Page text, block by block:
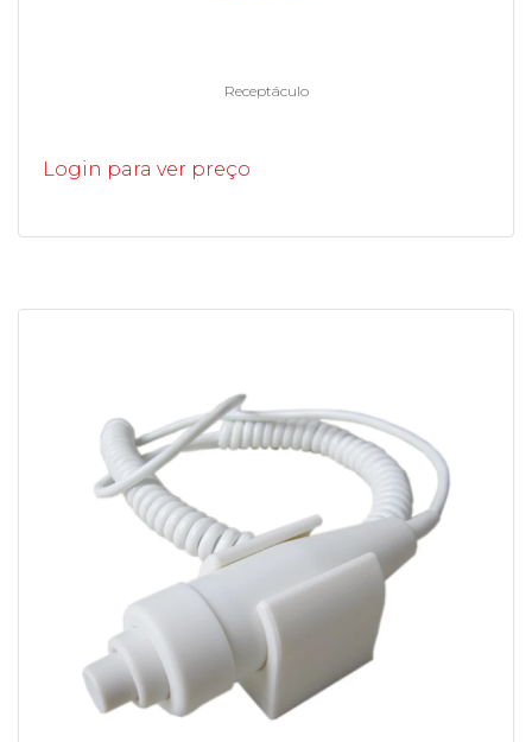
Receptáculo
Login para ver preço